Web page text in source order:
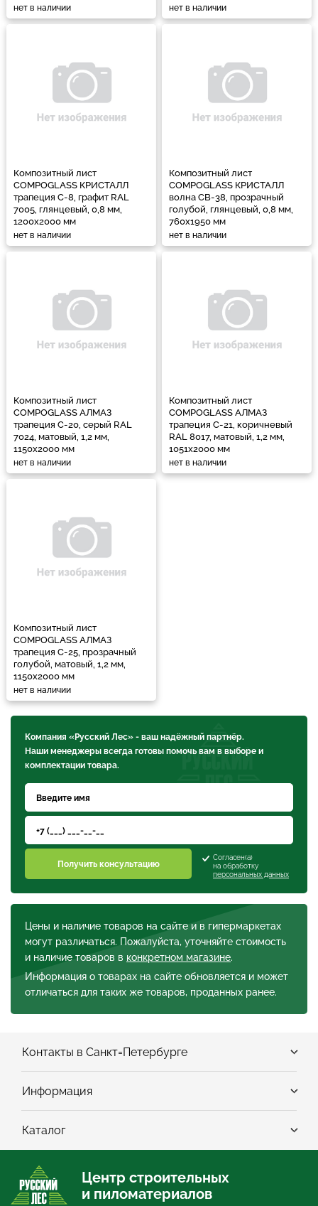
нет в наличии нет в наличии
Композитный лист
COMPOGLASS КРИСТАЛЛ
трапеция С-8, графит RAL
7005, глянцевый, 0,8 мм,
1200х2000 мм
нет в наличии
Композитный лист
COMPOGLASS КРИСТАЛЛ
волна СВ-38, прозрачный
голубой, глянцевый, 0,8 мм,
760х1950 мм
нет в наличии
Композитный лист
COMPOGLASS АЛМАЗ
трапеция С-20, cерый RAL
7024, матовый, 1,2 мм,
1150х2000 мм
нет в наличии
Композитный лист
COMPOGLASS АЛМАЗ
трапеция С-21, коричневый
RAL 8017, матовый, 1,2 мм,
1051х2000 мм
нет в наличии
Композитный лист
COMPOGLASS АЛМАЗ
трапеция С-25, прозрачный
голубой, матовый, 1,2 мм,
1150х2000 мм
нет в наличии
Цены и наличие товаров на сайте и в гипермаркетах
могут различаться. Пожалуйста, уточняйте стоимость
и наличие товаров в конкретном магазине.
Информация о товарах на сайте обновляется и может
отличаться для таких же товаров, проданных ранее.
Компания «Русский Лес» - ваш надёжный партнёр.
Наши менеджеры всегда готовы помочь вам в выборе и
комплектации товара.
Получить консультацию
Согласен(а)
на обработку
персональных данных
Контакты в Санкт=Петербурге
Информация
Каталог
Центр строительных
и пиломатериалов